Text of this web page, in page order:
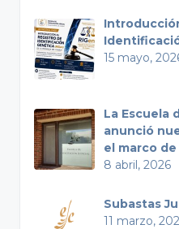
15 mayo,
La Escuela
anunció
el marco de
8 abril, 2026
Subastas
11 marzo,